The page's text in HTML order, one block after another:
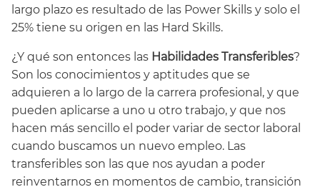
largo plazo es resultado de las Power Skills y solo el
25% tiene su origen en las Hard Skills.
¿Y qué son entonces las Habilidades Transferibles?
Son los conocimientos y aptitudes que se
adquieren a lo largo de la carrera profesional, y que
pueden aplicarse a uno u otro trabajo, y que nos
hacen más sencillo el poder variar de sector laboral
cuando buscamos un nuevo empleo. Las
transferibles son las que nos ayudan a poder
reinventarnos en momentos de cambio, transición